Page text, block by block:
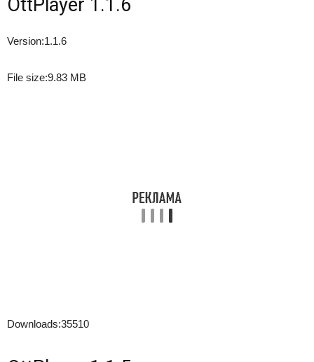
OttPlayer 1.1.6
Version:1.1.6
File size:9.83 MB
Downloads:35510